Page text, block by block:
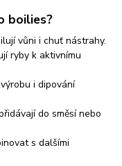
boilies?
vůni i chuť nástrahy.
ryby k aktivnímu
i dipování
do směsí nebo
s dalšími